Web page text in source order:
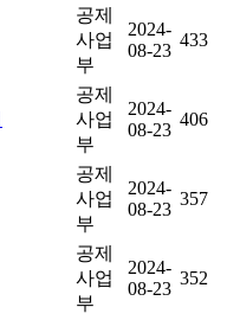
공제
사업
부
2024-
08-23
433
공제
사업
부
2024-
08-23
406
공제
사업
부
2024-
08-23
357
공제
사업
부
2024-
08-23
352